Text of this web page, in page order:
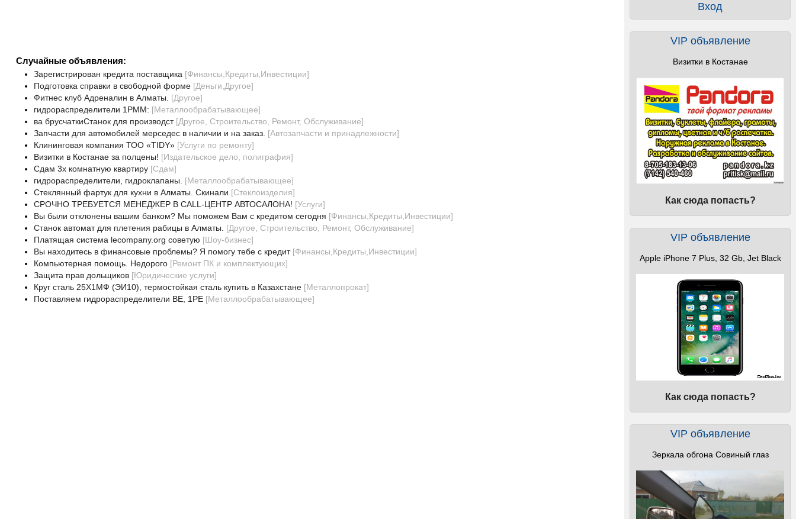
Вход
VIP объявление
Визитки в Костанае
Как сюда попасть?
VIP объявление
Apple iPhone 7 Plus, 32 Gb, Jet Black
Как сюда попасть?
VIP объявление
Зеркала обгона Совиный глаз
Случайные объявления:
Зарегистрирован кредита поставщика [Финансы,Кредиты,Инвестиции]
Подготовка справки в свободной форме [Деньги,Другое]
Фитнес клуб Адреналин в Алматы.
[Другое]
гидрораспределители 1РММ: [Металлообрабатывающее]
ва брусчаткиСтанок для производст [Другое, Строительство, Ремонт, Обслуживание]
Запчасти для автомобилей мерседес в наличии и на заказ. [Автозапчасти и принадлежности]
Клининговая компания ТОО «TIDY» [Услуги по ремонту]
Визитки в Костанае за полцены! [Издательское дело, полиграфия]
Сдам 3х комнатную квартиру [Сдам]
гидрораспределители, гидроклапаны.
[Металлообрабатывающее]
Стеклянный фартук для кухни в Алматы. Скинали [Стеклоизделия]
СРОЧНО ТРЕБУЕТСЯ МЕНЕДЖЕР В CALL-ЦЕНТР АВТОСАЛОНА! [Услуги]
Вы были отклонены вашим банком? Мы поможем Вам с кредитом сегодня [Финансы,Кредиты,Инвестиции]
Станок автомат для плетения рабицы в Алматы.
[Другое, Строительство, Ремонт, Обслуживание]
Платящая система lecompany.org советую [Шоу-бизнес]
Вы находитесь в финансовые проблемы? Я помогу тебе с кредит [Финансы,Кредиты,Инвестиции]
Компьютерная помощь. Недорого [Ремонт ПК и комплектующих]
Защита прав дольщиков [Юридические услуги]
Круг сталь 25Х1МФ (ЭИ10), термостойкая сталь купить в Казахстане [Металлопрокат]
Поставляем гидрораспределители ВЕ, 1РЕ [Металлообрабатывающее]